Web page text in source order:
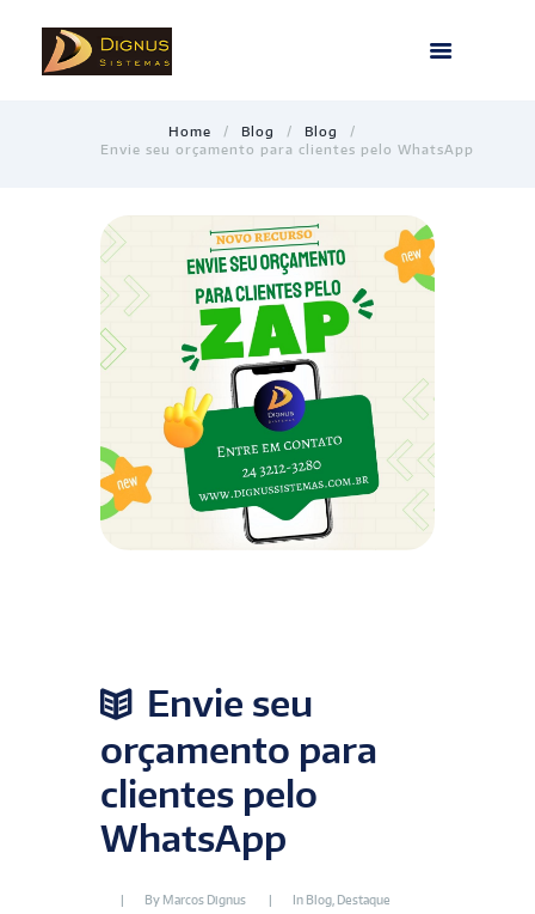
Home Blog
Blog
Envie seu orçamento para clientes pelo WhatsApp
Envie seu
orçamento para
clientes pelo
WhatsApp
By Marcos Dignus In Blog, Destaque